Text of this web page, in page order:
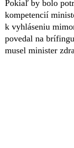
Pokiaľ by bolo
kompetencií
k vyhláseniu
povedal na
musel minister